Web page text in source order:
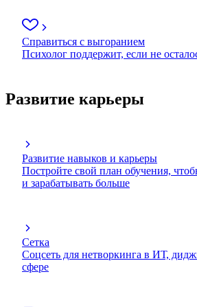
Справиться с выгоранием
Психолог поддержит, если не
Развитие карьеры
Развитие навыков и карьеры
Постройте свой план обучения,
и зарабатывать больше
Сетка
Соцсеть для нетворкинга в ИТ,
сфере